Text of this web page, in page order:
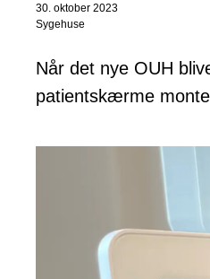
30. oktober 2023
Sygehuse
Når det nye OUH
patientskærme